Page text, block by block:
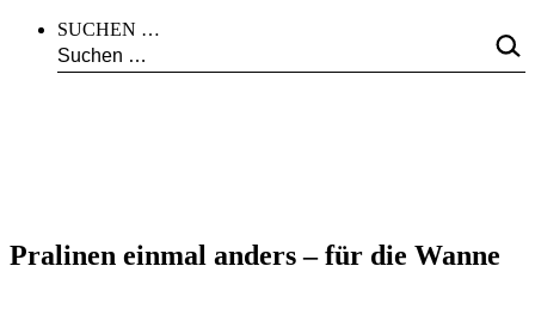
SUCHEN …
Pralinen einmal anders – für die Wanne